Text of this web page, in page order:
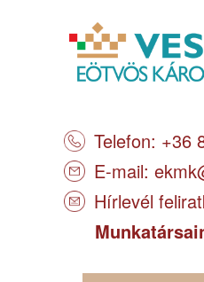
Telefon: +36
E-mail:
Hírlevél